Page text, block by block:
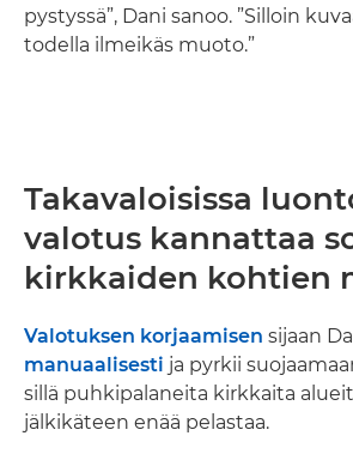
pystyssä”, Dani sanoo. ”Silloin
todella ilmeikäs muoto.”
Takavaloisissa
valotus kannattaa
kirkkaiden kohtien
Valotuksen korjaamisen sijaan
manuaalisesti ja pyrkii
sillä puhkipalaneita kirkkaita
jälkikäteen enää pelastaa.